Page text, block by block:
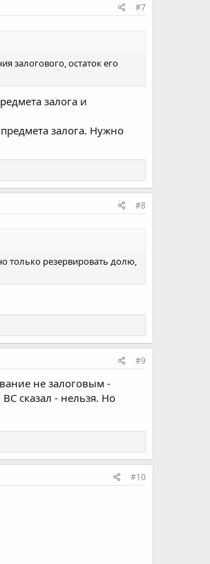
#7
залогового, остаток его
залога и
залога. Нужно
#8
только резервировать долю,
#9
не залоговым -
сказал - нельзя. Но
#10